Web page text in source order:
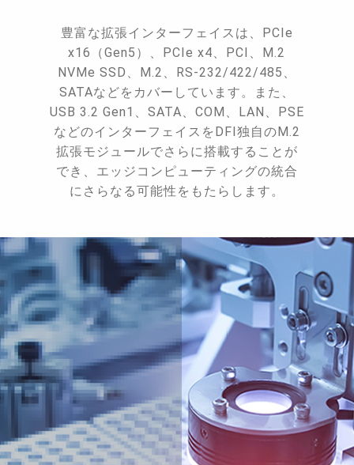
豊富な拡張インターフェイスは、PCIe
x16（Gen5）、PCIe x4、PCI、M.2
NVMe SSD、M.2、RS-232/422/485、
SATAなどをカバーしています。また、
USB 3.2 Gen1、SATA、COM、LAN、PSE
などのインターフェイスをDFI独自のM.2
拡張モジュールでさらに搭載することが
でき、エッジコンピューティングの統合
にさらなる可能性をもたらします。